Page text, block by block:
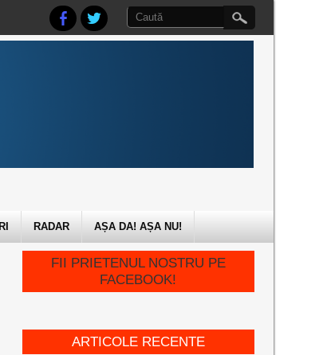
RADAR AȘA DA! AȘA NU!
FII PRIETENUL NOSTRU PE
FACEBOOK!
ARTICOLE RECENTE